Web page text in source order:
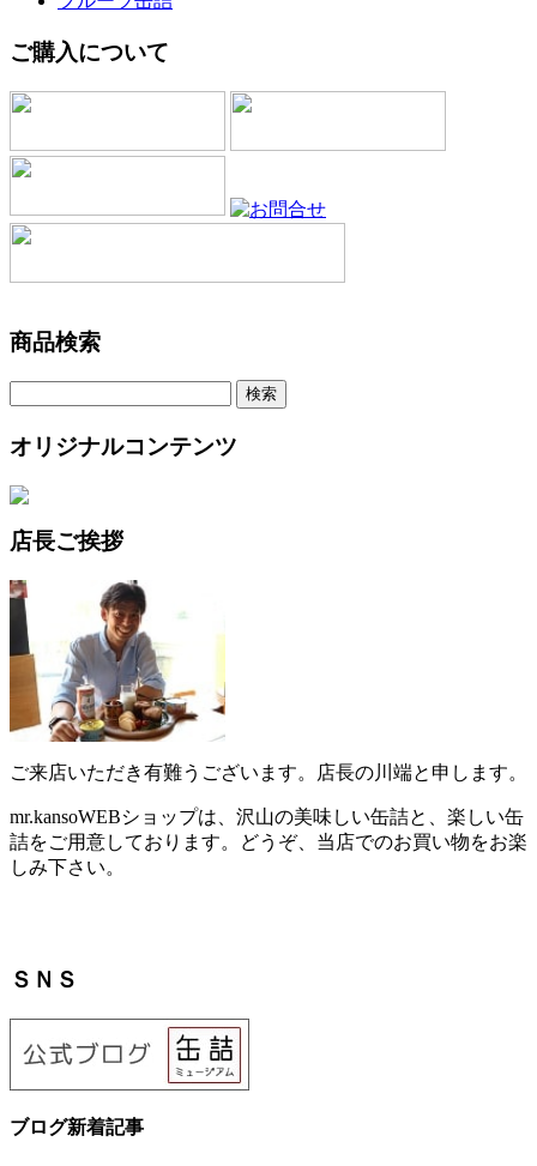
ご購入について
商品検索
オリジナルコンテンツ
店長ご挨拶
ご来店いただき有難うございます。店長の川端と申します。
mr.kansoWEBショップは、沢山の美味しい缶詰と、楽しい缶
詰をご用意しております。どうぞ、当店でのお買い物をお楽
しみ下さい。
ＳＮＳ
ブログ新着記事